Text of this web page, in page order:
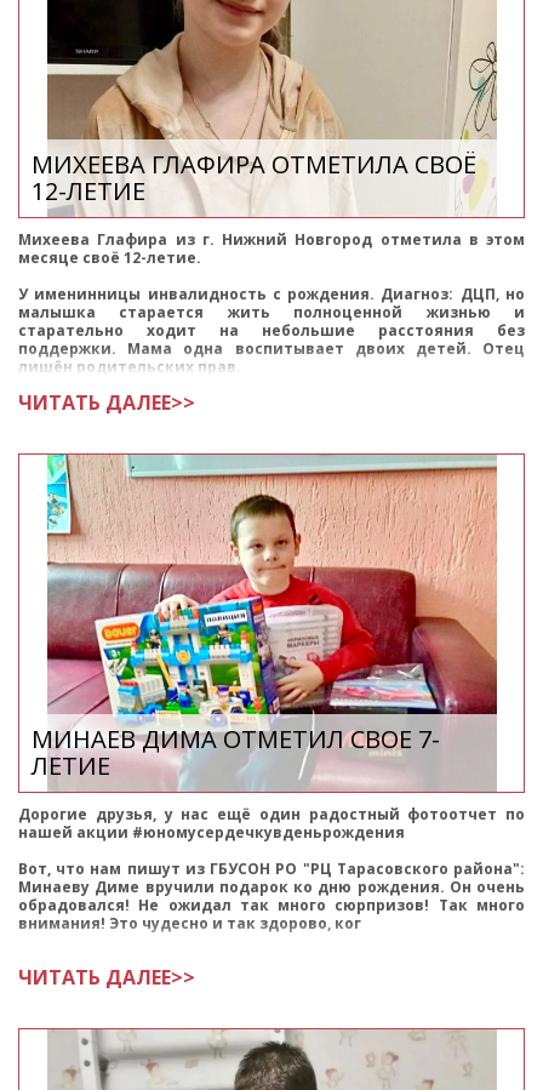
МИХЕЕВА ГЛАФИРА ОТМЕТИЛА СВОЁ
12-ЛЕТИЕ
Михеева Глафира из г. Нижний Новгород отметила в этом
месяце своё 12-летие.
У именинницы инвалидность с рождения. Диагноз: ДЦП, но
малышка старается жить полноценной жизнью и
старательно ходит на небольшие расстояния без
поддержки. Мама одна воспитывает двоих детей. Отец
лишён родительских прав.
ЧИТАТЬ ДАЛЕЕ>>
МИНАЕВ ДИМА ОТМЕТИЛ СВОЕ 7-
ЛЕТИЕ
Дорогие друзья, у нас ещё один радостный фотоотчет по
нашей акции #юномусердечкувденьрождения
Вот, что нам пишут из ГБУСОН РО "РЦ Тарасовского района":
Минаеву Диме вручили подарок ко дню рождения. Он очень
обрадовался! Не ожидал так много сюрпризов! Так много
внимания! Это чудесно и так здорово, ког
ЧИТАТЬ ДАЛЕЕ>>